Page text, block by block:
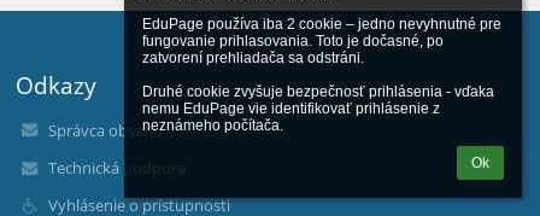
EduPage používa iba 2 cookie – jedno nevyhnutné pre
fungovanie prihlasovania. Toto je dočasné, po
zatvorení prehliadača sa odstráni.
Druhé cookie zvyšuje bezpečnosť prihlásenia - vďaka
nemu EduPage vie identifikovať prihlásenie z
neznámeho počítača.
Ok
Odkazy
Správca obsahu
Technická podpora
Vyhlásenie o prístupnosti